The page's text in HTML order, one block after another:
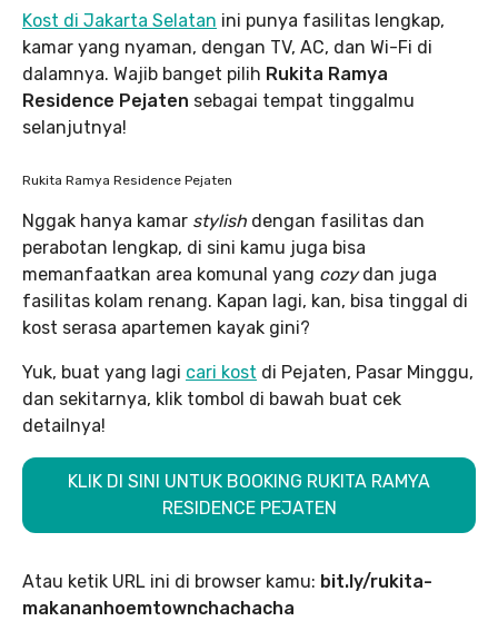
Kost di Jakarta Selatan ini punya fasilitas lengkap,
kamar yang nyaman, dengan TV, AC, dan Wi-Fi di
dalamnya. Wajib banget pilih Rukita Ramya
Residence Pejaten sebagai tempat tinggalmu
selanjutnya!
Rukita Ramya Residence Pejaten
Nggak hanya kamar stylish dengan fasilitas dan
perabotan lengkap, di sini kamu juga bisa
memanfaatkan area komunal yang cozydan juga
fasilitas kolam renang. Kapan lagi, kan, bisa tinggal di
kost serasa apartemen kayak gini?
Yuk, buat yang lagi cari kost di Pejaten, Pasar Minggu,
dan sekitarnya, klik tombol di bawah buat cek
detailnya!
KLIK DI SINI UNTUK BOOKING RUKITA RAMYA
RESIDENCE PEJATEN
Atau ketik URL ini di browser kamu: bit.ly/rukita-
makananhoemtownchachacha